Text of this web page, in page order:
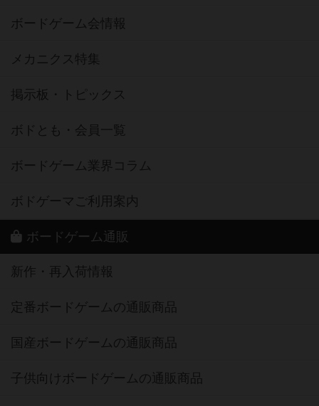
ボードゲーム会情報
メカニクス特集
掲示板・トピックス
ボドとも・会員一覧
ボードゲーム業界コラム
ボドゲーマご利用案内
ボードゲーム通販
新作・再入荷情報
定番ボードゲームの通販商品
国産ボードゲームの通販商品
子供向けボードゲームの通販商品